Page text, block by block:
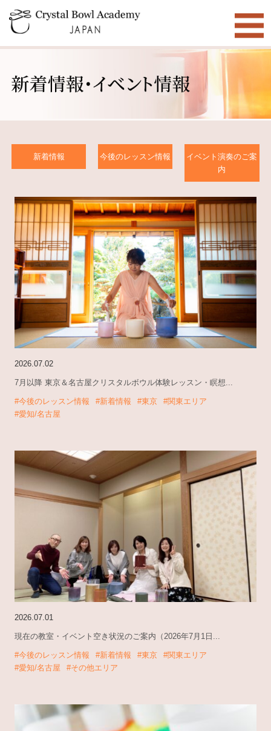
新着情報 今後のレッスン情報
イベント演奏のご案
内
2026.07.02
7月以降 東京＆名古屋クリスタルボウル体験レッスン・瞑想...
#今後のレッスン情報 #新着情報 #東京
#関東エリア
#愛知/名古屋
2026.07.01
現在の教室・イベント空き状況のご案内（2026年7月1日...
#今後のレッスン情報 #新着情報 #東京
#関東エリア
#愛知/名古屋
#その他エリア